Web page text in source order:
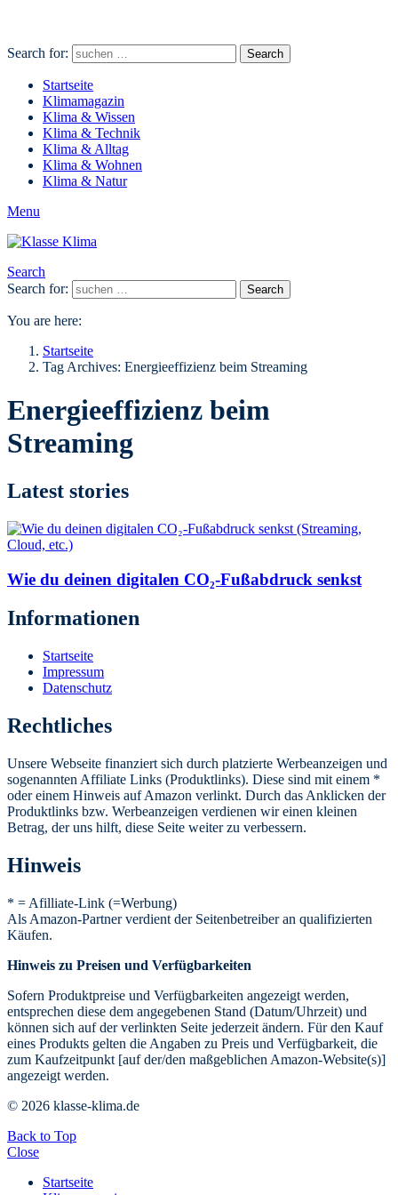
Search for: Search
Startseite
Klimamagazin
Klima & Wissen
Klima & Technik
Klima & Alltag
Klima & Wohnen
Klima & Natur
Menu
Search
Search for:
Search
You are here:
Startseite
Tag Archives: Energieeffizienz beim Streaming
Energieeffizienz beim
Streaming
Latest stories
Wie du deinen digitalen CO₂-Fußabdruck senkst
Informationen
Startseite
Impressum
Datenschutz
Rechtliches
Unsere Webseite finanziert sich durch platzierte Werbeanzeigen und
sogenannten Affiliate Links (Produktlinks). Diese sind mit einem *
oder einem Hinweis auf Amazon verlinkt. Durch das Anklicken der
Produktlinks bzw. Werbeanzeigen verdienen wir einen kleinen
Betrag, der uns hilft, diese Seite weiter zu verbessern.
Hinweis
* = Afilliate-Link (=Werbung)
Als Amazon-Partner verdient der Seitenbetreiber an qualifizierten
Käufen.
Hinweis zu Preisen und Verfügbarkeiten
Sofern Produktpreise und Verfügbarkeiten angezeigt werden,
entsprechen diese dem angegebenen Stand (Datum/Uhrzeit) und
können sich auf der verlinkten Seite jederzeit ändern. Für den Kauf
eines Produkts gelten die Angaben zu Preis und Verfügbarkeit, die
zum Kaufzeitpunkt [auf der/den maßgeblichen Amazon-Website(s)]
angezeigt werden.
© 2026 klasse-klima.de
Back to Top
Close
Startseite